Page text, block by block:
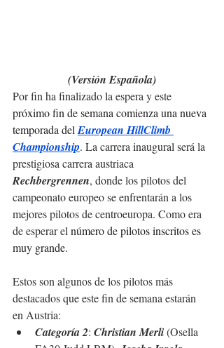
(Versión Española)
Por fin ha finalizado la espera y este
próximo fin de semana comienza una nueva
temporada delEuropean HillClimb
Championship. La carrera inaugural será la
prestigiosa carrera austriaca
Rechbergrennen, donde los pilotos del
campeonato europeo se enfrentarán a los
mejores pilotos de centroeuropa. Como era
de esperar el número de pilotos inscritos es
muy grande.
Estos son algunos de los pilotos más
destacados que este fin de semana estarán
en Austria:
Categoría 2: Christian Merli (Osella